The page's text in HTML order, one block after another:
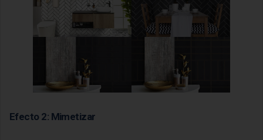
Efecto 2: Mimetizar